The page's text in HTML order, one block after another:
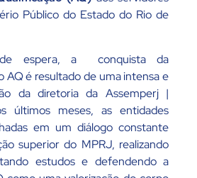
Público do Estado do Rio de
espera, a conquista da
AQ é resultado de uma intensa e
da diretoria da Assemperj |
últimos meses, as entidades
em um diálogo constante
superior do MPRJ, realizando
estudos e defendendo a